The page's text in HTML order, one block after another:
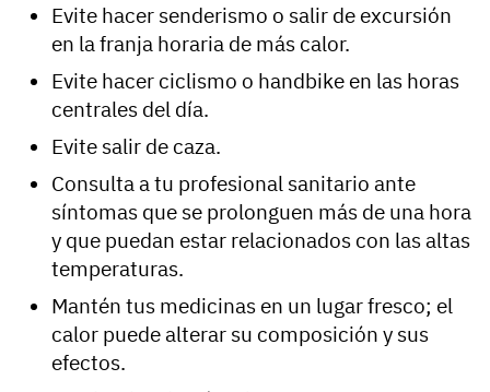
Evite hacer senderismo o salir de excursión
en la franja horaria de más calor.
Evite hacer ciclismo o handbike en las horas
centrales del día.
Evite salir de caza.
Consulta a tu profesional sanitario ante
síntomas que se prolonguen más de una hora
y que puedan estar relacionados con las altas
temperaturas.
Mantén tus medicinas en un lugar fresco; el
calor puede alterar su composición y sus
efectos.